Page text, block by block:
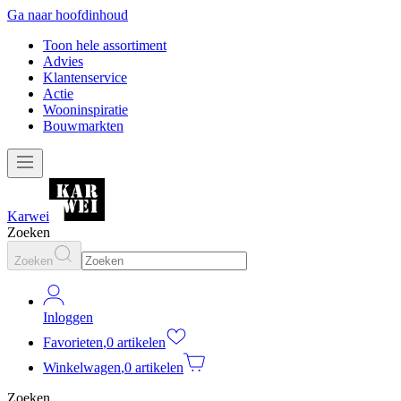
Ga naar hoofdinhoud
Toon hele assortiment
Advies
Klantenservice
Actie
Wooninspiratie
Bouwmarkten
Karwei
Zoeken
Zoeken
Inloggen
Favorieten,0 artikelen
Winkelwagen,0 artikelen
Zoeken